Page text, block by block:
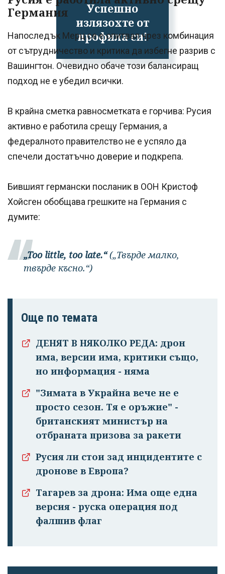
Успешно
излязохте от
профила си!
Германия
Напоследък Мерц се е опитвал чрез комбинация
от сътрудничество и критика да избегне разрив с
Вашингтон. Очевидно обаче този балансиращ
подход не е убедил всички.
В крайна сметка равносметката е горчива: Русия
активно е работила срещу Германия, а
федералното правителство не е успяло да
спечели достатъчно доверие и подкрепа.
Бившият германски посланик в ООН Кристоф
Хойсген обобщава грешките на Германия с
думите:
„Too little, too late.“(„Твърде малко,
твърде късно.“)
Още по темата
ДЕНЯТ В НЯКОЛКО РЕДА: дрон
има, версии има, критики също,
но информация - няма
"Зимата в Украйна вече не е
просто сезон. Тя е оръжие" -
британският министър на
отбраната призова за ракети
Русия ли стои зад инцидентите с
дронове в Европа?
Тагарев за дрона: Има още една
версия - руска операция под
фалшив флаг